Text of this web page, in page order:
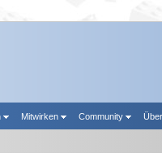
Mitwirken Community